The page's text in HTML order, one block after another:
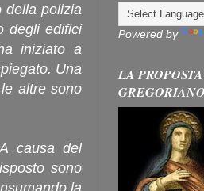
della polizia
degli edifici
iniziato a
Una
altre sono
causa del
sono
Powered by
LA